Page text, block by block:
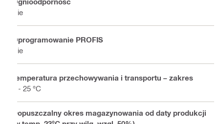
Nie
Oprogramowanie PROFIS
Nie
Temperatura przechowywania i transportu – zakres
5 - 25 °C
Dopuszczalny okres magazynowania od daty produkcji